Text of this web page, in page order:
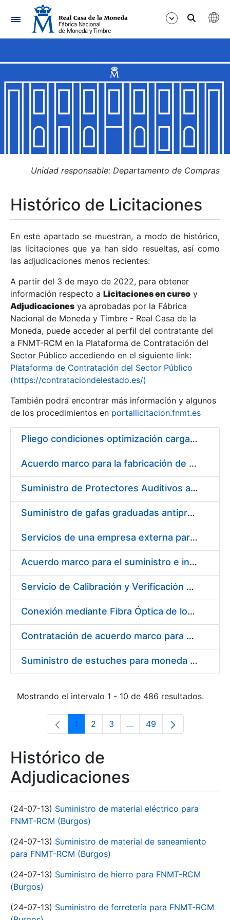
Navegación
Mostrar/Ocultar
Mostrar/Ocultar
Mostrar/Ocultar
Mostrar/Ocultar
Mostrar/Ocultar
Mostrar/Ocultar
Unidad responsable: Departamento de Compras
Histórico de Licitaciones
En este apartado se muestran, a modo de histórico,
las licitaciones que ya han sido resueltas, así como
las adjudicaciones menos recientes:
A partir del 3 de mayo de 2022, para obtener
información respecto a Licitaciones en curso y
Adjudicaciones ya aprobadas por la Fábrica
Nacional de Moneda y Timbre - Real Casa de la
Moneda, puede acceder al perfil del contratante del
a FNMT-RCM en la Plataforma de Contratación del
Sector Público accediendo en el siguiente link:
Plataforma de Contratación del Sector Público
(https://contrataciondelestado.es/)
También podrá encontrar más información y algunos
de los procedimientos en portallicitacion.fnmt.es
Pliego condiciones optimización cargas compras firmado
Acuerdo marco para la fabricación de piezas
Suministro de Protectores Auditivos a medida para las personas trabajadoras de los Centros de Trabajo de Madrid y Burgos
Suministro de gafas graduadas antiproyecciones para los trabajadores de la FNMT-RCM en los centros de trabajo de Madrid y Burgos
Servicios de una empresa externa para el asesoramiento y resolución de los recursos de alzada que se presentan relacionados con procesos de selección para la FNMT-RCM
Acuerdo marco para el suministro e instalación de persianas, estores y otros complementos
Servicio de Calibración y Verificación Externa de los Equipos de Medición del Servicio de Prevención de la FNMT-RCM
Conexión mediante Fibra Óptica de los Centros de Proceso de Datos (CPDs) de las sedes de la FNMT-RCM de Burgos y Madrid
Contratación de acuerdo marco para el Suministro de Material de Electricidad para la Fábrica Nacional de Moneda y Timbre-Real Casa de la Moneda en su centro de trabajo de Burgos
Suministro de estuches para moneda de 30 €
Mostrando el intervalo 1 - 10 de 486 resultados.
Página
1 Página
2 Página
3 ...Páginas intermedias Use
Página
49
Histórico de
Adjudicaciones
(24-07-13) Suministro de material eléctrico para
FNMT-RCM (Burgos)
(24-07-13) Suministro de material de saneamiento
para FNMT-RCM (Burgos)
(24-07-13) Suministro de hierro para FNMT-RCM
(Burgos)
(24-07-13) Suministro de ferretería para FNMT-RCM